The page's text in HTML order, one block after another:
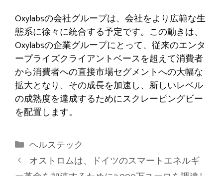
Oxylabsの会社グループは、会社をより広範な生
態系に徐々に統合する予定です。この動きは、
Oxylabsの企業グループにとって、従来のエンタ
ープライズクライアントベースを超えて消費者
から消費者への直接市場セグメントへの大幅な
拡大となり、その成長を加速し、新しいレベル
の成熟度を達成するためにスクレーピングビー
を配置します。
カ
テ
ゴ
ヘルステック
オストロムは、ドイツのスマートエネルギ